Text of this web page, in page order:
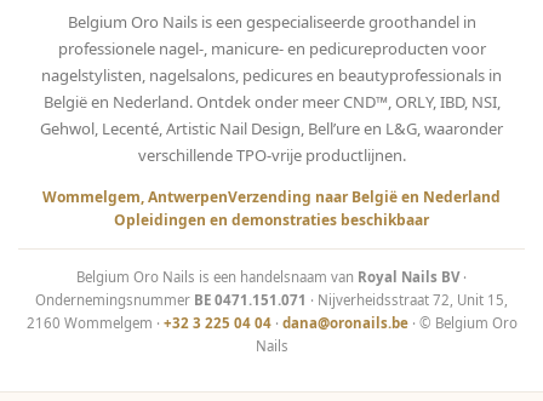
Belgium Oro Nails is een gespecialiseerde groothandel in
professionele nagel-, manicure- en pedicureproducten voor
nagelstylisten, nagelsalons, pedicures en beautyprofessionals in
België en Nederland. Ontdek onder meer CND™, ORLY, IBD, NSI,
Gehwol, Lecenté, Artistic Nail Design, Bell’ure en L&G, waaronder
verschillende TPO-vrije productlijnen.
Wommelgem, AntwerpenVerzending naar België en Nederland
Opleidingen en demonstraties beschikbaar
Belgium Oro Nails is een handelsnaam van Royal Nails BV·
Ondernemingsnummer BE 0471.151.071 · Nijverheidsstraat 72, Unit 15,
2160 Wommelgem · +32 3 225 04 04· dana@oronails.be· © Belgium Oro
Nails